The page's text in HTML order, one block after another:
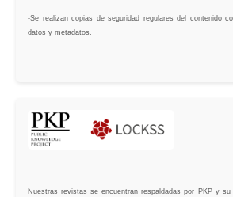
-Se realizan copias de seguridad regulares del contenido
datos y metadatos.
Nuestras revistas se encuentran respaldadas por PKP y su